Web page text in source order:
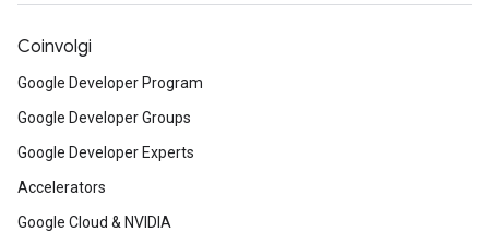
Coinvolgi
Google Developer Program
Google Developer Groups
Google Developer Experts
Accelerators
Google Cloud & NVIDIA